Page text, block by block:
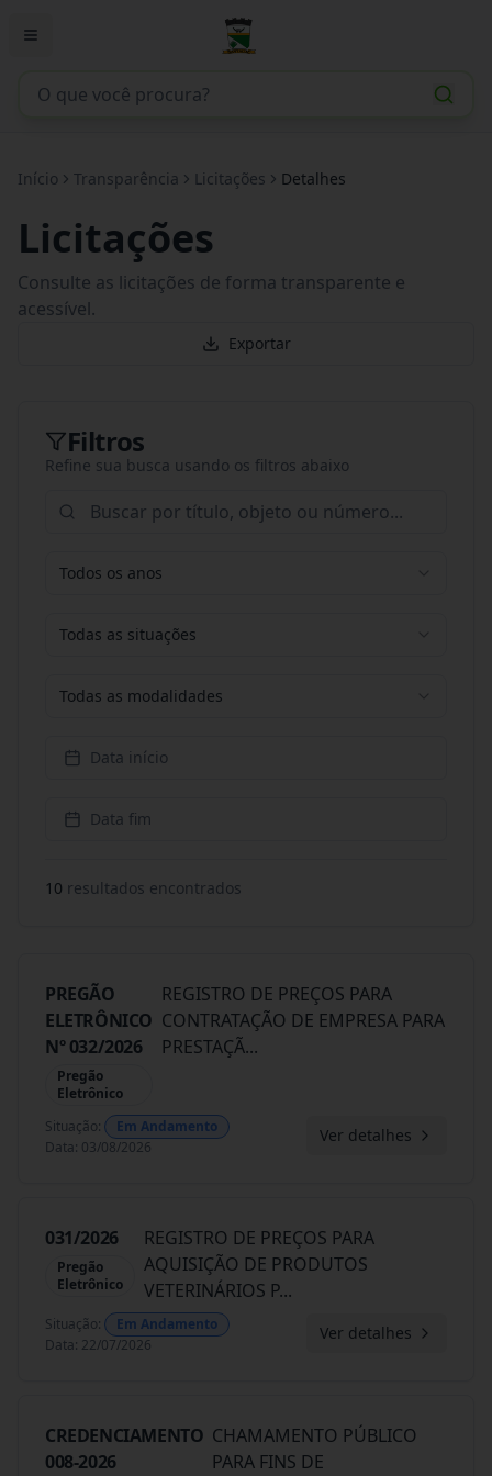
Início Transparência Licitações Detalhes
Licitações
Consulte as licitações de forma transparente e
acessível.
Exportar
Filtros
Refine sua busca usando os filtros abaixo
Todos os anos
Todas as situações
Todas as modalidades
Data início
Data fim
10 resultados encontrados
PREGÃO
ELETRÔNICO
Nº 032/2026
Pregão
Eletrônico
REGISTRO DE PREÇOS PARA
CONTRATAÇÃO DE EMPRESA PARA
PRESTAÇÃ...
Situação:
Em Andamento
Data: 03/08/2026
Ver detalhes
031/2026
Pregão
Eletrônico
REGISTRO DE PREÇOS PARA
AQUISIÇÃO DE PRODUTOS
VETERINÁRIOS P...
Situação:
Em Andamento
Data: 22/07/2026
Ver detalhes
CREDENCIAMENTO
008-2026
CHAMAMENTO PÚBLICO
PARA FINS DE